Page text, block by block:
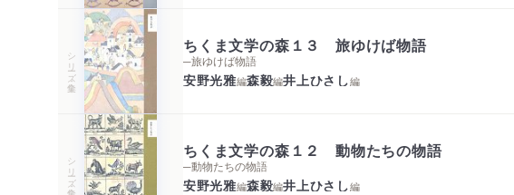
シリーズ・全集
ちくま文学の森１３ 旅ゆけば物語
─旅ゆけば物語
安野光雅編森毅編井上ひさし編
シリーズ・全集
ちくま文学の森１２ 動物たちの物語
─動物たちの物語
安野光雅編森毅編井上ひさし編